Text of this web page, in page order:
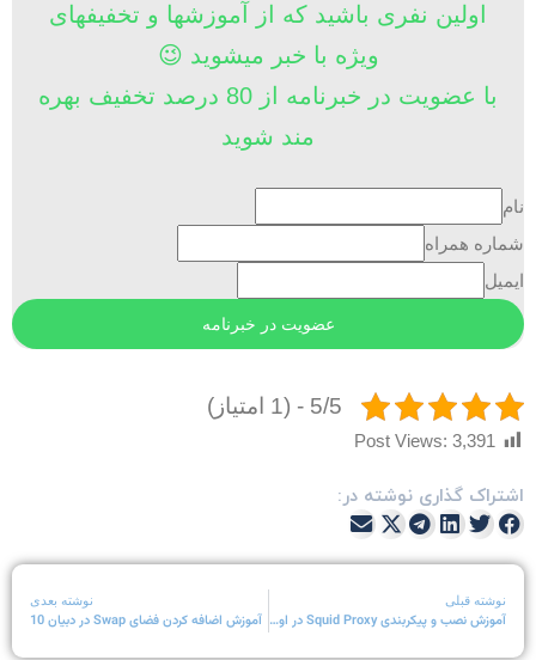
اولین نفری باشید که از آموزشها و تخفیفهای
ویژه با خبر میشوید 😉
با عضویت در خبرنامه از 80 درصد تخفیف بهره
مند شوید
همراه
5/5 - (1 امتیاز)
Post Views: 3,391
گذاری نوشته در:
نوشته قبلی
آموزش نصب و پیکربندی Squid Proxy در اوبونتو 18.04
نوشته بعدی
آموزش اضافه کردن فضای Swap در دبیان 10